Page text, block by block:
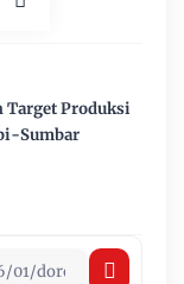
Target Produksi
Sumbar